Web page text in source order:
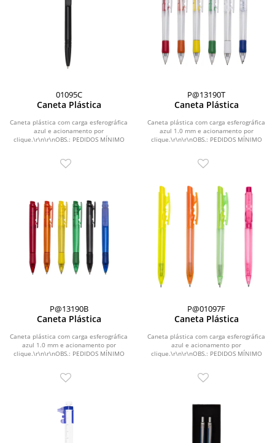
01095C
Caneta Plástica
Caneta plástica com carga esferográfica
azul e acionamento por
clique.\r\n\r\nOBS.: PEDIDOS MÍNIMO
P@13190T
Caneta Plástica
Caneta plástica com carga esferográfica
azul 1.0 mm e acionamento por
clique.\r\n\r\nOBS.: PEDIDOS MÍNIMO
P@13190B
Caneta Plástica
Caneta plástica com carga esferográfica
azul 1.0 mm e acionamento por
clique.\r\n\r\nOBS.: PEDIDOS MÍNIMO
P@01097F
Caneta Plástica
Caneta plástica com carga esferográfica
azul e acionamento por
clique.\r\n\r\nOBS.: PEDIDOS MÍNIMO